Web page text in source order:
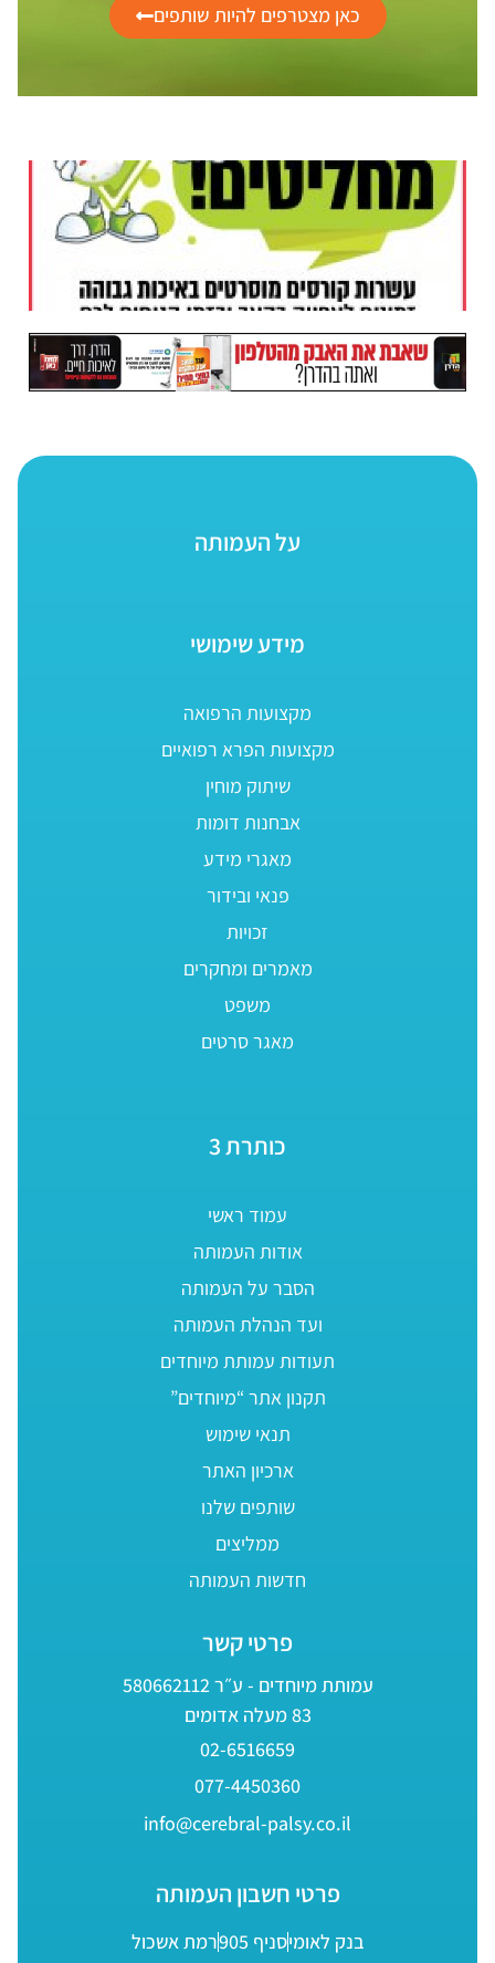
כאן מצטרפים להיות שותפים
על העמותה
מידע שימושי
מקצועות הרפואה
מקצועות הפרא רפואיים
שיתוק מוחין
אבחנות דומות
מאגרי מידע
פנאי ובידור
זכויות
מאמרים ומחקרים
משפט
מאגר סרטים
כותרת 3
עמוד ראשי
אודות העמותה
הסבר על העמותה
ועד הנהלת העמותה
תעודות עמותת מיוחדים
תקנון אתר “מיוחדים”
תנאי שימוש
ארכיון האתר
שותפים שלנו
ממליצים
חדשות העמותה
פרטי קשר
עמותת מיוחדים - ע״ר 580662112
83 מעלה אדומים
02-6516659
077-4450360
info@cerebral-palsy.co.il
פרטי חשבון העמותה
בנק לאומיסניף 905
רמת אשכול